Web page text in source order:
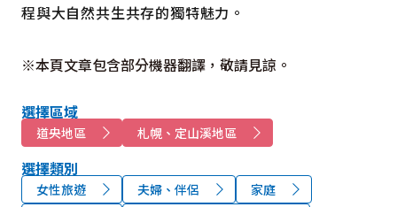
程與大自然共生共存的獨特魅力。
※本頁文章包含部分機器翻譯，敬請見諒。
選擇區域
道央地區 札幌、定山溪地區
選擇類別
女性旅遊 夫婦、伴侶
家庭